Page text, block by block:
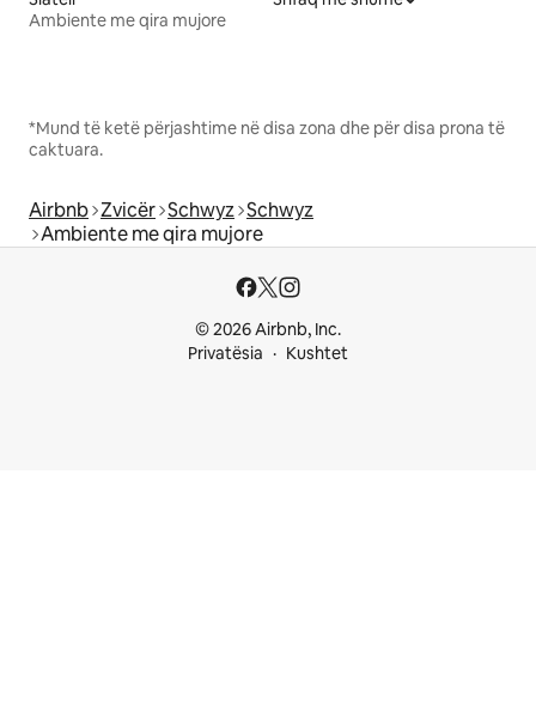
Ambiente me qira mujore
*Mund të ketë përjashtime në disa zona dhe për disa prona të
caktuara.
Airbnb Zvicër Schwyz Schwyz
Ambiente me qira mujore
© 2026 Airbnb, Inc.
Privatësia
Kushtet